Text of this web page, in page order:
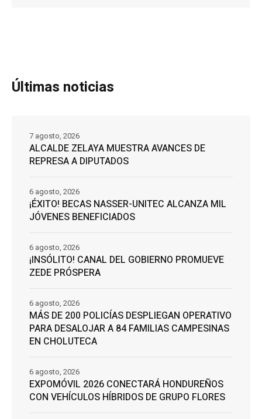
Últimas noticias
ALCALDE ZELAYA MUESTRA AVANCES DE
REPRESA A DIPUTADOS
7 agosto, 2026
¡ÉXITO! BECAS NASSER-UNITEC ALCANZA MIL
JÓVENES BENEFICIADOS
6 agosto, 2026
¡INSÓLITO! CANAL DEL GOBIERNO PROMUEVE
ZEDE PRÓSPERA
6 agosto, 2026
MÁS DE 200 POLICÍAS DESPLIEGAN OPERATIVO
PARA DESALOJAR A 84 FAMILIAS CAMPESINAS
EN CHOLUTECA
6 agosto, 2026
EXPOMÓVIL 2026 CONECTARÁ HONDUREÑOS
CON VEHÍCULOS HÍBRIDOS DE GRUPO FLORES
6 agosto, 2026